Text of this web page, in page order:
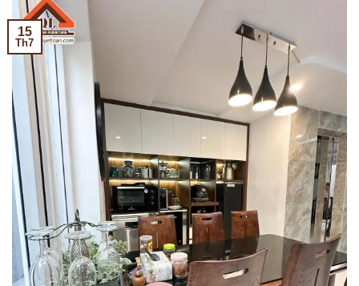
15
Th7